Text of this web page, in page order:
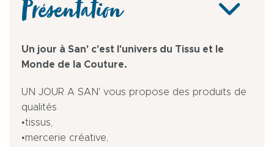
Présentation
Un jour à San' c'est l'univers du Tissu et le
Monde de la Couture.
UN JOUR A SAN' vous propose des produits de
qualités
•tissus,
•mercerie créative,